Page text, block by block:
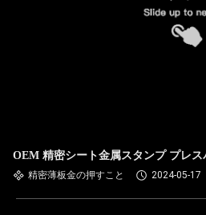
OEM 精密シート金属スタンプ プレス
精密薄板金の押すこと 2024-05-17